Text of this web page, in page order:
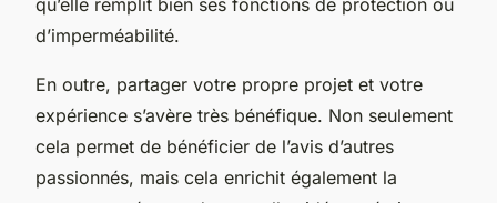
d’imperméabilité.
En outre, partager votre propre projet et votre
expérience s’avère très bénéfique. Non seulement
cela permet de bénéficier de l’avis d’autres
passionnés, mais cela enrichit également la